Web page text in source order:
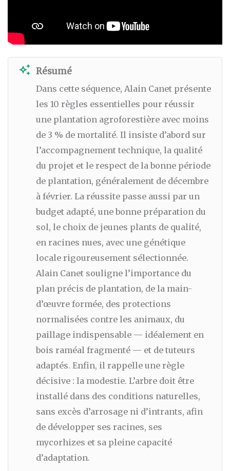
auto_awesome Résumé
Dans cette séquence, Alain Canet présente
les 10 règles essentielles pour réussir
une plantation agroforestière avec moins
de 3 % de mortalité. Il insiste d’abord sur
l’accompagnement technique, la qualité
du projet et le respect de la bonne période
de plantation, généralement de décembre
à février. La réussite passe aussi par un
budget adapté, une bonne préparation du
sol, le choix de jeunes plants de qualité,
en racines nues, avec une génétique
locale rigoureusement sélectionnée.
Alain Canet souligne l’importance du
plan précis de plantation, de la main-
d’œuvre formée, des protections
normalisées contre les animaux, du
paillage indispensable — idéalement en
bois raméal fragmenté — et de tuteurs
adaptés. Enfin, il rappelle une règle
décisive : la modestie. L’arbre doit être
installé dans des conditions naturelles,
sans excès d’arrosage ni d’intrants, afin
de développer ses racines, ses
mycorhizes et sa pleine capacité
d’adaptation.